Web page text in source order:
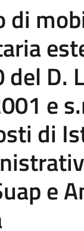
di
D.
e
di
e